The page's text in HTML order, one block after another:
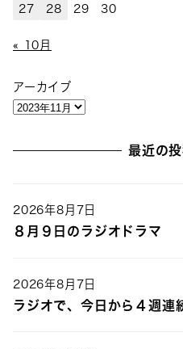
27
28 29 30
« 10月
アーカイブ
最近の
８月９日のラジオドラマ
2026年8月7日
ラジオで、今日から４週連
2026年8月7日